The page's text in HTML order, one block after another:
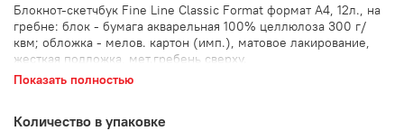
Блокнот-скетчбук Fine Line Classic Format формат А4, 12л., на
гребне: блок - бумага акварельная 100% целлюлоза 300 г/
квм; обложка - мелов. картон (имп.), матовое лакирование,
жесткая подложка, мет.гребень сверху.
Количество в упаковке:6 шт.
Показать полностью
Количество в упаковке